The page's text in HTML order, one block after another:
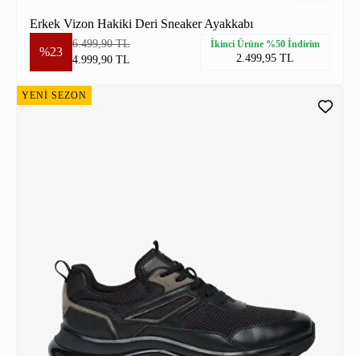
Erkek Vizon Hakiki Deri Sneaker Ayakkabı
%23
6.499,90 TL
4.999,90 TL
İkinci Ürüne %50 İndirim
2.499,95 TL
YENİ SEZON